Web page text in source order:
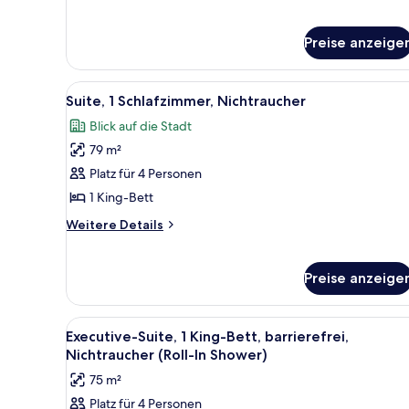
Betten,
Nichtraucher
Preise
Alle
Fotos
für
Suite,
1
Schlafzimmer,
Nichtraucher
anzeigen
Ein Hotelzimmer mit einem
3
Suite, 1 Schlafzimmer, Nichtraucher
Blick auf die Stadt
79 m²
Platz für 4 Personen
1 King-Bett
Weitere Details
Weitere
Schlafzimmer,
Nichtraucher
Preise
Alle
Fotos
für
Executive-
Ein Hotelzimmer mit einem
3
Executive-Suite, 1 King-Bett, barrierefrei,
Nichtraucher (Roll-In Shower)
75 m²
Platz für 4 Personen